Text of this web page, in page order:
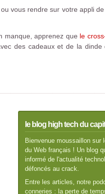
ou vous rendre sur votre appli
manque, apprenez que le
des cadeaux et de la dinde
le blog high tech du
Bienvenue moussaillon sur
du Web français ! Un blog
informé de l'actualité
défoncés au crack.
Entre les articles, notre
conneries : la perte de